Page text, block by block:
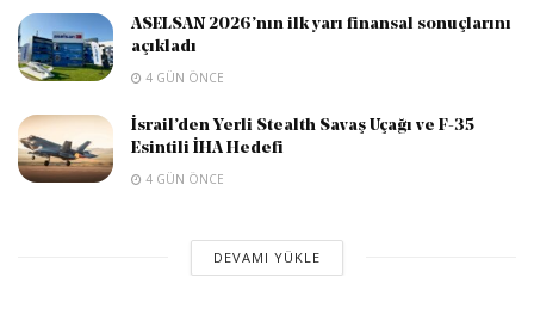
ASELSAN 2026’nın ilk yarı finansal sonuçlarını
açıkladı
4 GÜN ÖNCE
İsrail’den Yerli Stealth Savaş Uçağı ve F-35
Esintili İHA Hedefi
4 GÜN ÖNCE
DEVAMI YÜKLE